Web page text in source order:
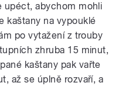
upéct, abychom mohli
kaštany na vypouklé
po vytažení z trouby
zhruba 15 minut,
kaštany pak vařte
až se úplně rozvaří, a